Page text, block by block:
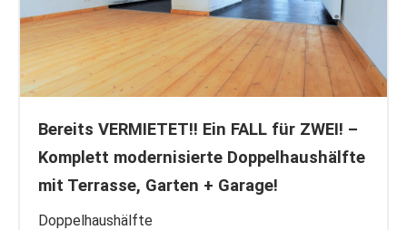
Bereits VERMIETET!! Ein FALL für ZWEI! –
Komplett modernisierte Doppelhaushälfte
mit Terrasse, Garten + Garage!
Doppelhaushälfte